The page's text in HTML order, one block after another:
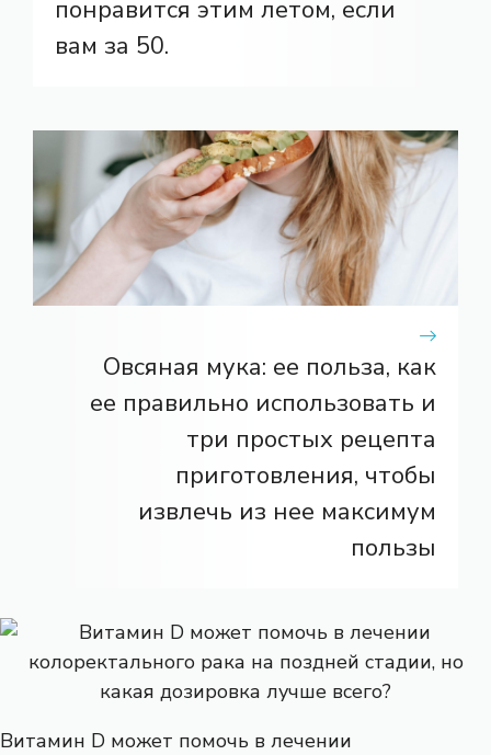
понравится этим летом, если
вам за 50.
Овсяная мука: ее польза, как
ее правильно использовать и
три простых рецепта
приготовления, чтобы
извлечь из нее максимум
пользы
Витамин D может помочь в лечении